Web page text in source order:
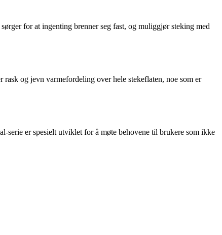
for at ingenting brenner seg fast, og muliggjør steking med
og jevn varmefordeling over hele stekeflaten, noe som er
serie er spesielt utviklet for å møte behovene til brukere som ikke